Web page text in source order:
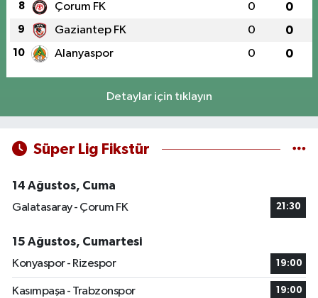
8 Çorum FK 0 0
9 Gaziantep FK 0 0
10 Alanyaspor 0 0
Detaylar için tıklayın
Süper Lig Fikstür
14 Ağustos, Cuma
Galatasaray - Çorum FK
21:30
15 Ağustos, Cumartesi
Konyaspor - Rizespor
19:00
Kasımpaşa - Trabzonspor 19:00